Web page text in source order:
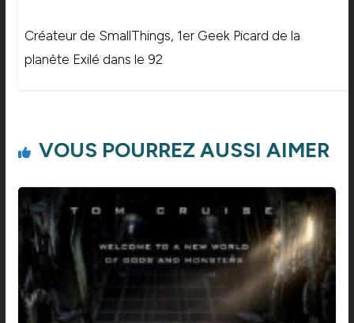
Créateur de SmallThings, 1er Geek Picard de la
planète Exilé dans le 92
VOUS POURREZ AUSSI AIMER